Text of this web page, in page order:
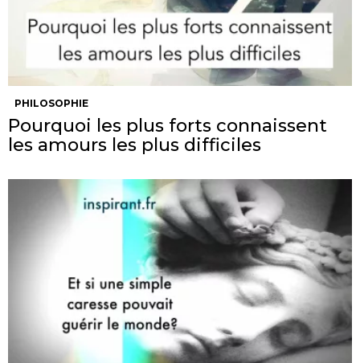
PHILOSOPHIE
Pourquoi les plus forts connaissent
les amours les plus difficiles